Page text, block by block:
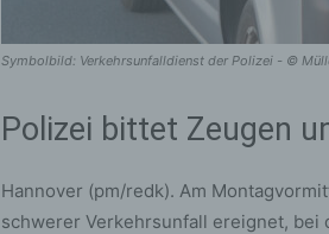
Symbolbild: Verkehrsunfalldienst der Polizei - ©
Polizei bittet Zeugen
Hannover (pm/redk). Am
schwerer Verkehrsunfall ereignet,